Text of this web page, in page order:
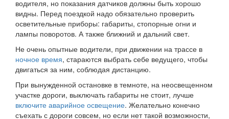
водителя, но показания датчиков должны быть хорошо
видны. Перед поездкой надо обязательно проверить
осветительные приборы: габариты, стопорные огни и
лампы поворотов. А также ближний и дальний свет.
Не очень опытные водители, при движении на трассе в
ночное время, стараются выбрать себе ведущего, чтобы
двигаться за ним, соблюдая дистанцию.
При вынужденной остановке в темноте, на неосвещенном
участке дороги, выключать габариты не стоит, лучше
включите аварийное освещение. Желательно конечно
съехать с дороги совсем, но если нет такой возможности,